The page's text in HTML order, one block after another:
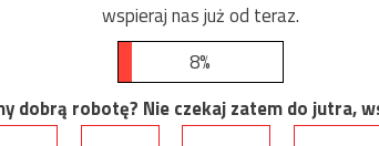
wspieraj nas już od teraz.
8%
dobrą robotę? Nie czekaj zatem do jutra,